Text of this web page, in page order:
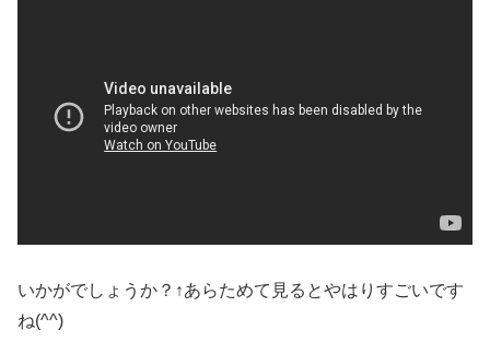
いかがでしょうか？↑あらためて見るとやはりすごいです
ね(^^)